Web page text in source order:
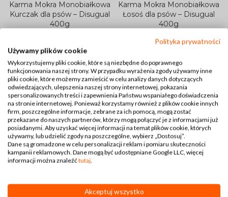
Karma Mokra Monobiałkowa
Kurczak dla psów – Disugual
400g
Karma Mokra Monobiałkowa
Łosoś dla psów – Disugual
400g
11,00zł
WYPRZEDANE
Karma Mokra Monobiałkowa
Disugual 400g
Disugual 400g
Polityka prywatności
Używamy plików cookie
Wykorzystujemy pliki cookie, które są niezbędne do poprawnego
funkcjonowania naszej strony. W przypadku wyrażenia zgody używamy inne
pliki cookie, które możemy zamieścić w celu analizy danych dotyczących
odwiedzających, ulepszenia naszej strony internetowej, pokazania
spersonalizowanych treści i zapewnienia Państwu wspaniałego doświadczenia
na stronie internetowej. Ponieważ korzystamy również z plików cookie innych
firm, poszczególne informacje, zebrane za ich pomocą, mogą zostać
przekazane do naszych partnerów, którzy mogą połączyć je z informacjami już
posiadanymi. Aby uzyskać więcej informacji na temat plików cookie, których
używamy, lub udzielić zgody na poszczególne, wybierz „Dostosuj”.
Dane są gromadzone w celu personalizacji reklam i pomiaru skuteczności
kampanii reklamowych. Dane mogą być udostępniane Google LLC, więcej
informacji można znaleźćtutaj.
Akceptuj wszystko